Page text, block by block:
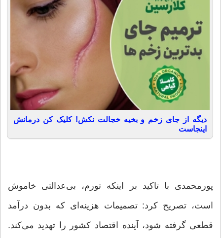
دیگه از جای زخم و بخیه خجالت نکش! کلیک کن درمانش
اینجاست
پورمحمدی با تاکید بر اینکه تورم، بی‌عدالتی خاموش
است، تصریح کرد: تصمیمات هزینه‌ای که بدون درآمد
قطعی گرفته شود، آینده اقتصاد کشور را تهدید می‌کند.